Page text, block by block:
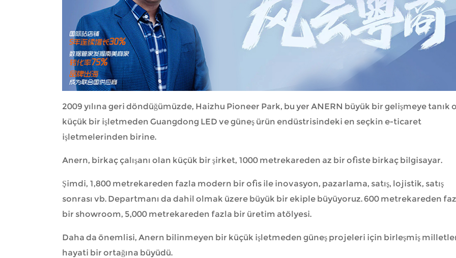
2009 yılına geri döndüğümüzde, Haizhu Pioneer Park, bu yer ANERN büyük bir gelişmeye tanık
küçük bir işletmeden Guangdong LED ve güneş ürün endüstrisindeki en seçkin e-ticaret
işletmelerinden birine.
Anern, birkaç çalışanı olan küçük bir şirket, 1000 metrekareden az bir ofiste birkaç bilgisayar.
Şimdi, 1,800 metrekareden fazla modern bir ofis ile inovasyon, pazarlama, satış, lojistik, satış
sonrası vb. Departmanı da dahil olmak üzere büyük bir ekiple büyüyoruz. 600 metrekareden
bir showroom, 5,000 metrekareden fazla bir üretim atölyesi.
Daha da önemlisi, Anern bilinmeyen bir küçük işletmeden güneş projeleri için birleşmiş
hayati bir ortağına büyüdü.